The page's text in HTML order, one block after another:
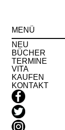
MENÜ
NEU
BÜCHER
TERMINE
VITA
KAUFEN
KONTAKT